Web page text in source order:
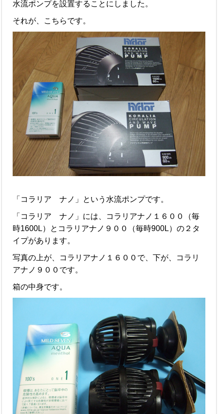
水流ポンプを設置することにしました。
それが、こちらです。
「コラリア ナノ」という水流ポンプです。
「コラリア ナノ」には、コラリアナノ１６００（毎
時1600L）とコラリアナノ９００（毎時900L）の２タ
イプがあります。
写真の上が、コラリアナノ１６００で、下が、コラリ
アナノ９００です。
箱の中身です。